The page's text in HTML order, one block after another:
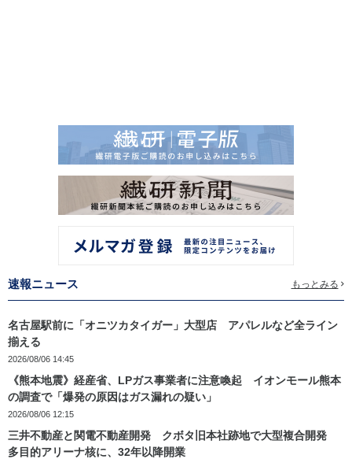
速報ニュース もっとみる
名古屋駅前に「オニツカタイガー」大型店 アパレルなど全ライン
揃える
2026/08/06 14:45
《熊本地震》経産省、LPガス事業者に注意喚起 イオンモール熊本
の調査で「爆発の原因はガス漏れの疑い」
2026/08/06 12:15
三井不動産と関電不動産開発 クボタ旧本社跡地で大型複合開発
多目的アリーナ核に、32年以降開業